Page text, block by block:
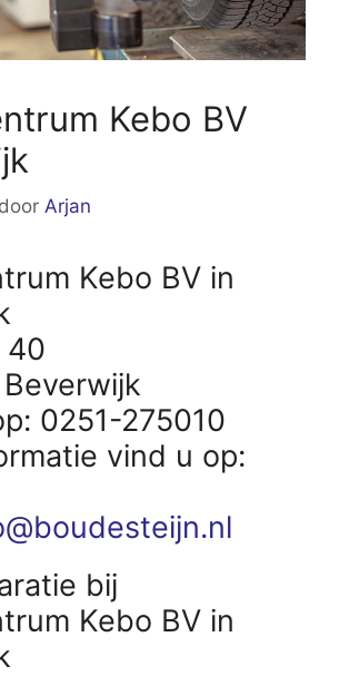
Kebo BV
door Arjan
Kebo BV in
40
0251-275010
vind u op:
bij
Kebo BV in